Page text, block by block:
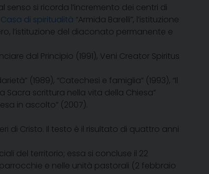
si ricorda l’incremento dei centri di
di spiritualità “Armida Barelli”, l’istituzione
l’istituzione del diaconato permanente e
dal Principio (1991), Veni Creator Spiritus
(1989), “Catechesi e famiglia” (1993), “Il
Sacra scrittura nella vita della Chiesa”
in ascolto” (2007).
di Cristo. Il testo è il risultato di quattro anni
del territorio; essa si concluse il 22
e nelle unità pastorali (2 febbraio